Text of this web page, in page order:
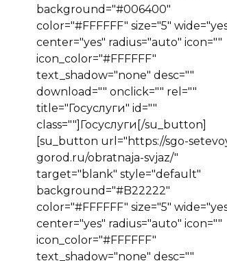
background="#006400"
color="#FFFFFF" size="5"
center="yes" radius="auto" icon=""
icon_color="#FFFFFF"
text_shadow="none" desc=""
download="" onclick="" rel=""
title="Госуслуги" id=""
class=""]Госуслуги[/su_button]
[su_button url="https://sgo-
gorod.ru/obratnaja-svjaz/"
target="blank" style="default"
background="#B22222"
color="#FFFFFF" size="5"
center="yes" radius="auto" icon=""
icon_color="#FFFFFF"
text_shadow="none" desc=""